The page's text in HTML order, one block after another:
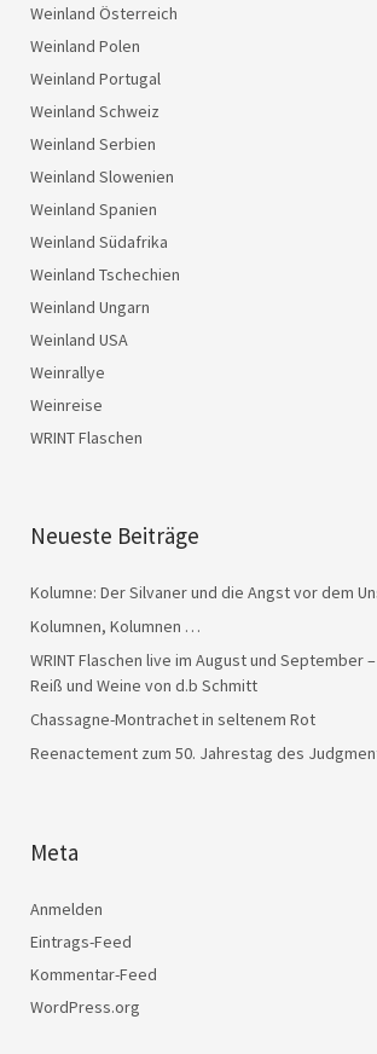
Weinland Österreich
Weinland Polen
Weinland Portugal
Weinland Schweiz
Weinland Serbien
Weinland Slowenien
Weinland Spanien
Weinland Südafrika
Weinland Tschechien
Weinland Ungarn
Weinland USA
Weinrallye
Weinreise
WRINT Flaschen
Neueste Beiträge
Kolumne: Der Silvaner und die Angst vor dem
Kolumnen, Kolumnen …
WRINT Flaschen live im August und September
Reiß und Weine von d.b Schmitt
Chassagne-Montrachet in seltenem Rot
Reenactement zum 50. Jahrestag des
Meta
Anmelden
Eintrags-Feed
Kommentar-Feed
WordPress.org